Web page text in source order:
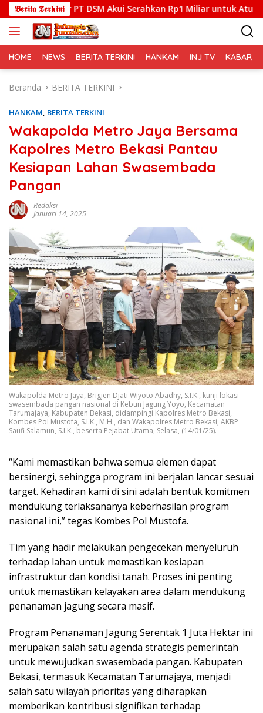
Langsung
ke
konten
𝕭𝖊𝖗𝖎𝖙𝖆 𝕿𝖊𝖗𝖐𝖎𝖓𝖎
PT DSM Akui Serahkan Rp1 Miliar untuk Atur LHP
HOME NEWS BERITA TERKINI HANKAM INJ TV KABAR
Beranda BERITA TERKINI
HANKAM, BERITA TERKINI
Wakapolda Metro Jaya Bersama
Kapolres Metro Bekasi Pantau
Kesiapan Lahan Swasembada
Pangan
Redaksi
Januari 14, 2025
Wakapolda Metro Jaya, Brigjen Djati Wiyoto Abadhy, S.I.K., kunji lokasi
swasembada pangan nasional di Kebun Jagung Yoyo, Kecamatan
Tarumajaya, Kabupaten Bekasi, didampingi Kapolres Metro Bekasi,
Kombes Pol Mustofa, S.I.K., M.H., dan Wakapolres Metro Bekasi, AKBP
Saufi Salamun, S.I.K., beserta Pejabat Utama, Selasa, (14/01/25).
“Kami memastikan bahwa semua elemen dapat
bersinergi, sehingga program ini berjalan lancar sesuai
target. Kehadiran kami di sini adalah bentuk komitmen
mendukung terlaksananya keberhasilan program
nasional ini,” tegas Kombes Pol Mustofa.
Tim yang hadir melakukan pengecekan menyeluruh
terhadap lahan untuk memastikan kesiapan
infrastruktur dan kondisi tanah. Proses ini penting
untuk memastikan kelayakan area dalam mendukung
penanaman jagung secara masif.
Program Penanaman Jagung Serentak 1 Juta Hektar ini
merupakan salah satu agenda strategis pemerintah
untuk mewujudkan swasembada pangan. Kabupaten
Bekasi, termasuk Kecamatan Tarumajaya, menjadi
salah satu wilayah prioritas yang diharapkan
memberikan kontribusi signifikan terhadap